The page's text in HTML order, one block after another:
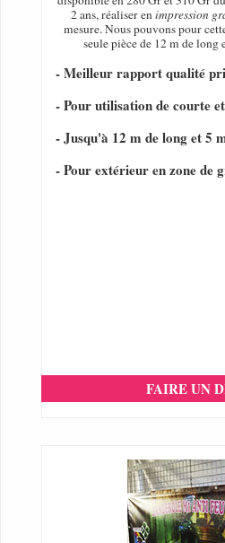
2 ans, réaliser enimpression
mesure. Nous pouvons pour
seule pièce de 12 m de long
- Meilleur rapport qualité
- Pour utilisation de courte
- Jusqu'à 12 m de long et 5
- Pour extérieur en zone de
FAIRE UN